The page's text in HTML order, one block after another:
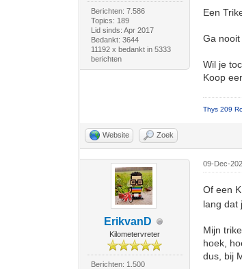
Berichten: 7.586
Topics: 189
Lid sinds: Apr 2017
Bedankt: 3644
11192 x bedankt in 5333
berichten
Een
Ga
Wil je
Koop
Thys 209
Website Zoek
ErikvanD
Kilometervreter
Berichten: 1.500
09-Dec-
Of een
lang dat
Mijn
hoek,
dus, bij